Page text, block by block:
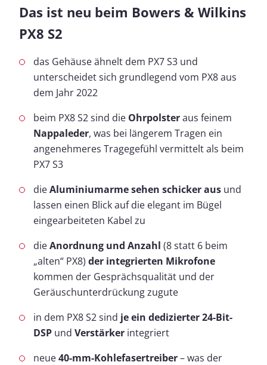
Das ist neu beim Bowers & Wilkins
PX8 S2
das Gehäuse ähnelt dem PX7 S3 und
unterscheidet sich grundlegend vom PX8 aus
dem Jahr 2022
beim PX8 S2 sind die Ohrpolsteraus feinem
Nappaleder, was bei längerem Tragen ein
angenehmeres Tragegefühl vermittelt als beim
PX7 S3
dieAluminiumarme sehen schicker aus und
lassen einen Blick auf die elegant im Bügel
eingearbeiteten Kabel zu
dieAnordnung und Anzahl (8 statt 6 beim
„alten“ PX8) der integrierten Mikrofone
kommen der Gesprächsqualität und der
Geräuschunterdrückung zugute
in dem PX8 S2 sind je ein dedizierter 24-Bit-
DSP und Verstärker integriert
neue40-mm-Kohlefasertreiber– was der